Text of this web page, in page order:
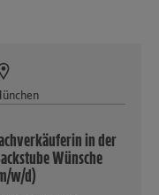
in der
Wünsche
w/d)